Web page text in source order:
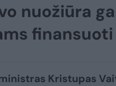
nuožiūra
finansuoti
Kristupas